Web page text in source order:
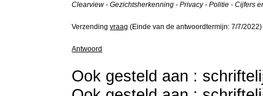
Clearview - Gezichtsherkenning - Privacy - Politie - Cijfers
Verzendingvraag (Einde van de antwoordtermijn: 7/7/2022)
Antwoord
Ook gesteld aan :